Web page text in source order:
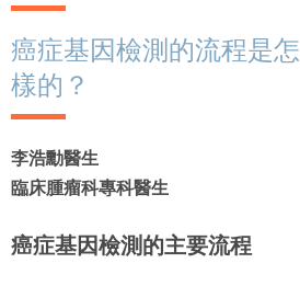
擁抱每刻，留住這愛。
輕鬆一下，充下電啦！
小貼士‧「家」資源
癌症基因檢測的流程是怎
樣的？
李浩勳醫生
臨床腫瘤科專科醫生
癌症基因檢測的主要流程